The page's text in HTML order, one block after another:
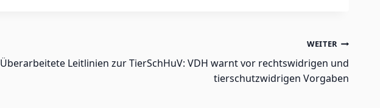
WEITER
Überarbeitete Leitlinien zur TierSchHuV: VDH warnt vor rechtswidrigen und
tierschutzwidrigen Vorgaben